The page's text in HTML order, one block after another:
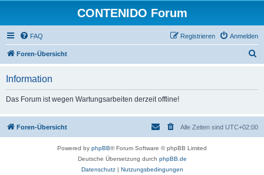
CONTENIDO Forum
FAQ Anmelden
Registrieren
Foren-Übersicht
Information
Das Forum ist wegen Wartungsarbeiten derzeit offline!
Foren-Übersicht Alle Zeiten sind UTC+02:00
Powered by phpBB® Forum Software © phpBB Limited
Deutsche Übersetzung durch phpBB.de
Datenschutz| Nutzungsbedingungen